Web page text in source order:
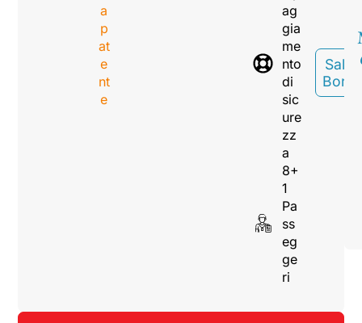
a
p
at
e
nt
e
ag
gia
me
nto
di
sic
ure
zz
a
8+
1
Pa
ss
eg
ge
ri
Sali A